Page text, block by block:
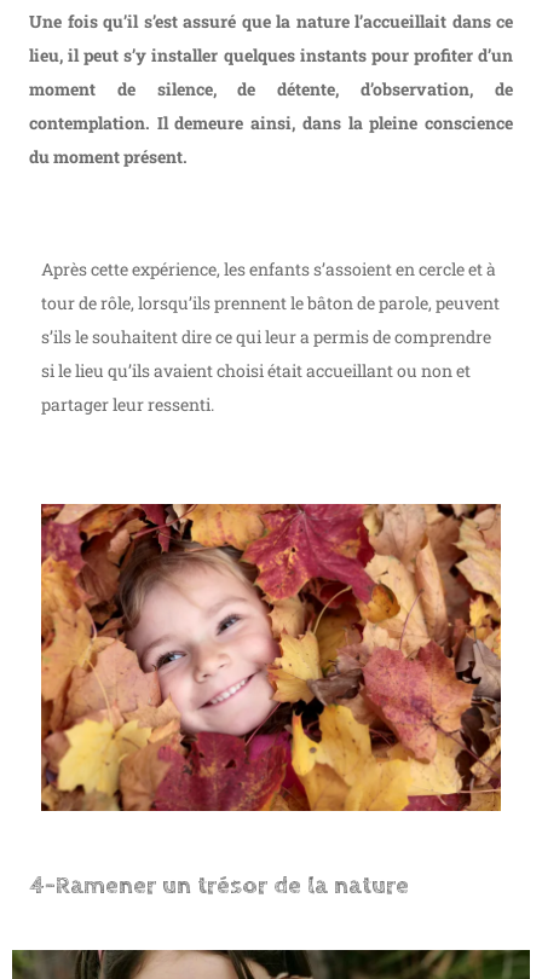
Une fois qu’il s’est assuré que la nature l’accueillait dans ce
lieu, il peut s’y installer quelques instants pour profiter d’un
moment de silence, de détente, d’observation, de
contemplation. Il demeure ainsi, dans la pleine conscience
du moment présent.
Après cette expérience, les enfants s’assoient en cercle et à
tour de rôle, lorsqu’ils prennent le bâton de parole, peuvent
s’ils le souhaitent dire ce qui leur a permis de comprendre
si le lieu qu’ils avaient choisi était accueillant ou non et
partager leur ressenti.
4-Ramener un trésor de la nature